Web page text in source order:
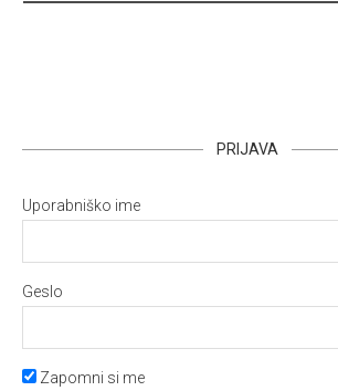
PRIJAVA
Uporabniško ime
Geslo
Zapomni si me